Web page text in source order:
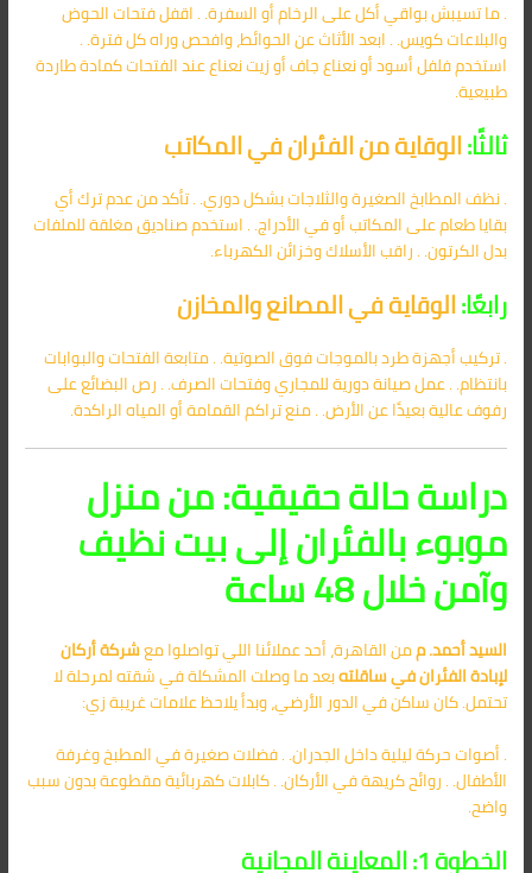
. ما تسيبش بواقي أكل على الرخام أو السفرة. . اقفل فتحات الحوض
والبلاعات كويس. . ابعد الأثاث عن الحوائط، وافحص وراه كل فترة. .
استخدم فلفل أسود أو نعناع جاف أو زيت نعناع عند الفتحات كمادة طاردة
طبيعية.
ثالثًا:الوقاية من الفئران في المكاتب
. نظف المطابخ الصغيرة والثلاجات بشكل دوري. . تأكد من عدم ترك أي
بقايا طعام على المكاتب أو في الأدراج. . استخدم صناديق مغلقة للملفات
بدل الكرتون. . راقب الأسلاك وخزائن الكهرباء.
رابعًا:الوقاية في المصانع والمخازن
. تركيب أجهزة طرد بالموجات فوق الصوتية. . متابعة الفتحات والبوابات
بانتظام. . عمل صيانة دورية للمجاري وفتحات الصرف. . رص البضائع على
رفوف عالية بعيدًا عن الأرض. . منع تراكم القمامة أو المياه الراكدة.
دراسة حالة حقيقية: من منزل
موبوء بالفئران إلى بيت نظيف
وآمن خلال 48 ساعة
السيد أحمد. ممن القاهرة، أحد عملائنا اللي تواصلوا معشركة أركان
لإبادة الفئران في ساقلتهبعد ما وصلت المشكلة في شقته لمرحلة لا
تحتمل. كان ساكن في الدور الأرضي، وبدأ يلاحظ علامات غريبة زي:
. أصوات حركة ليلية داخل الجدران. . فضلات صغيرة في المطبخ وغرفة
الأطفال. . روائح كريهة في الأركان. . كابلات كهربائية مقطوعة بدون سبب
واضح.
الخطوة 1: المعاينة المجانية